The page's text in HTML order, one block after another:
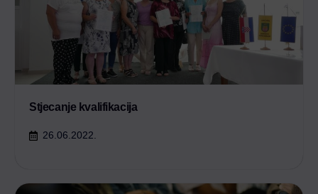
Stjecanje kvalifikacija
26.06.2022.